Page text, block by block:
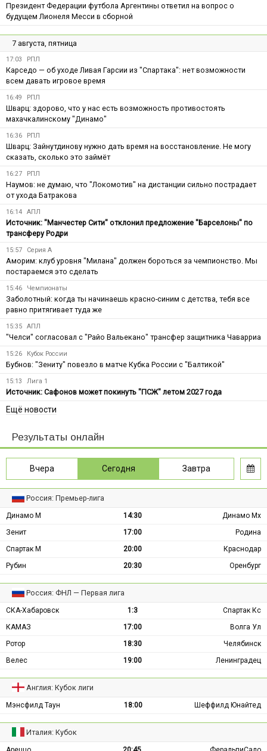
Президент Федерации футбола Аргентины ответил на вопрос о
будущем Лионеля Месси в сборной
7 августа, пятница
17:03 РПЛ
Карседо — об уходе Ливая Гарсии из "Спартака": нет возможности
всем давать игровое время
16:49 РПЛ
Шварц: здорово, что у нас есть возможность противостоять
махачкалинскому "Динамо"
16:36 РПЛ
Шварц: Зайнутдинову нужно дать время на восстановление. Не могу
сказать, сколько это займёт
16:27 РПЛ
Наумов: не думаю, что "Локомотив" на дистанции сильно пострадает
от ухода Батракова
16:14 АПЛ
Источник: "Манчестер Сити" отклонил предложение "Барселоны" по
трансферу Родри
15:57 Серия А
Аморим: клуб уровня "Милана" должен бороться за чемпионство. Мы
постараемся это сделать
15:46 Чемпионаты
Заболотный: когда ты начинаешь красно-синим с детства, тебя все
равно притягивает туда же
15:35 АПЛ
"Челси" согласовал с "Райо Вальекано" трансфер защитника Чаварриа
15:26 Кубок России
Бубнов: "Зениту" повезло в матче Кубка России с "Балтикой"
15:13 Лига 1
Источник: Сафонов может покинуть "ПСЖ" летом 2027 года
Ещё новости
Результаты онлайн
Вчера Сегодня Завтра
Россия: Премьер-лига
Динамо М 14:30
Динамо Мх
Зенит
17:00
Родина
Спартак М
20:00
Краснодар
Рубин
20:30 Оренбург
Россия: ФНЛ — Первая лига
СКА-Хабаровск 1:3
Спартак Кс
КАМАЗ
17:00
Волга Ул
Ротор
18:30
Челябинск
Велес
19:00 Ленинградец
Англия: Кубок лиги
Мэнсфилд Таун 18:00 Шеффилд Юнайтед
Италия: Кубок